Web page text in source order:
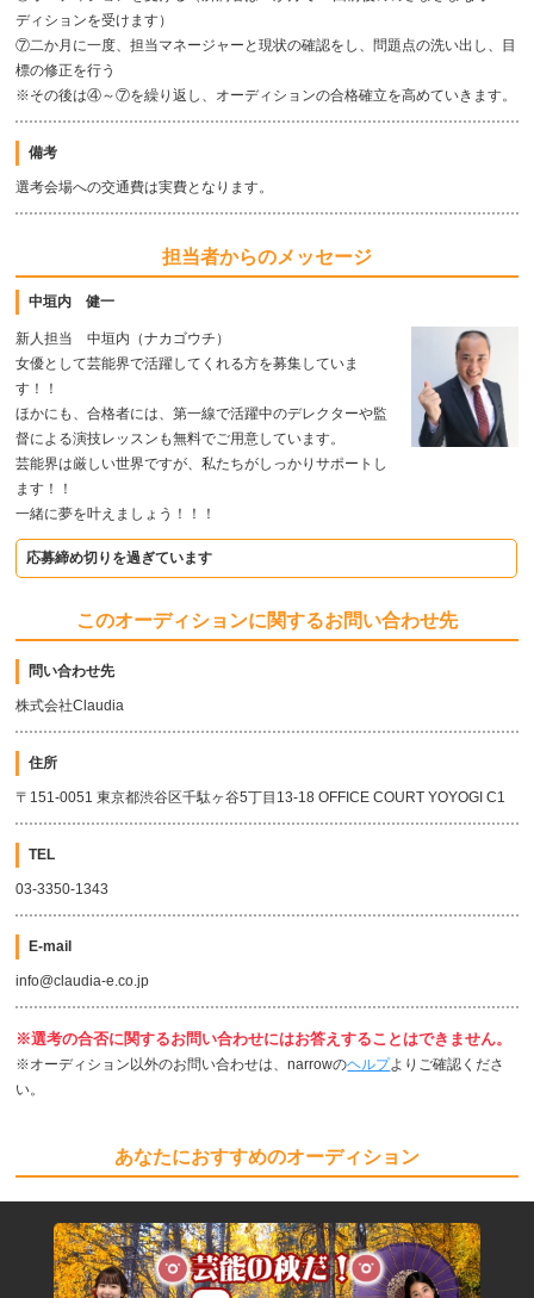
ディションを受けます）
⑦二か月に一度、担当マネージャーと現状の確認をし、問題点の洗い出し、目
標の修正を行う
※その後は④～⑦を繰り返し、オーディションの合格確立を高めていきます。
備考
選考会場への交通費は実費となります。
担当者からのメッセージ
中垣内 健一
新人担当 中垣内（ナカゴウチ）
女優として芸能界で活躍してくれる方を募集していま
す！！
ほかにも、合格者には、第一線で活躍中のデレクターや監
督による演技レッスンも無料でご用意しています。
芸能界は厳しい世界ですが、私たちがしっかりサポートし
ます！！
一緒に夢を叶えましょう！！！
応募締め切りを過ぎています
このオーディションに関するお問い合わせ先
問い合わせ先
株式会社Claudia
住所
〒151-0051 東京都渋谷区千駄ヶ谷5丁目13-18 OFFICE COURT YOYOGI C1
TEL
03-3350-1343
E-mail
info@claudia-e.co.jp
※選考の合否に関するお問い合わせにはお答えすることはできません。
※オーディション以外のお問い合わせは、narrowのヘルプよりご確認くださ
い。
あなたにおすすめのオーディション